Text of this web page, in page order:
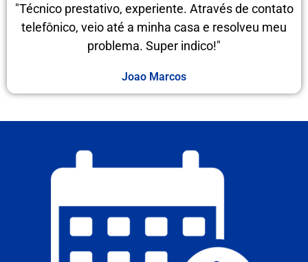
"Técnico prestativo, experiente. Através de contato
telefônico, veio até a minha casa e resolveu meu
problema. Super indico!"
Joao Marcos